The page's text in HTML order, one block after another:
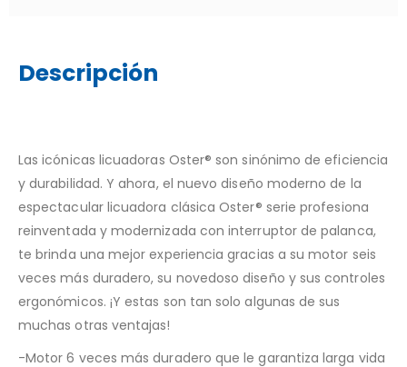
Descripción
Las icónicas licuadoras Oster® son sinónimo de eficiencia
y durabilidad. Y ahora, el nuevo diseño moderno de la
espectacular licuadora clásica Oster® serie profesiona
reinventada y modernizada con interruptor de palanca,
te brinda una mejor experiencia gracias a su motor seis
veces más duradero, su novedoso diseño y sus controles
ergonómicos. ¡Y estas son tan solo algunas de sus
muchas otras ventajas!
-Motor 6 veces más duradero que le garantiza larga vida